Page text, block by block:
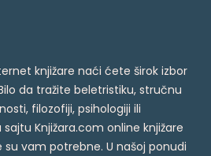
knjižare naći ćete širok izbor
da tražite beletristiku, stručnu
filozofiji, psihologiji ili
Knjižara.com online knjižare
vam potrebne. U našoj ponudi